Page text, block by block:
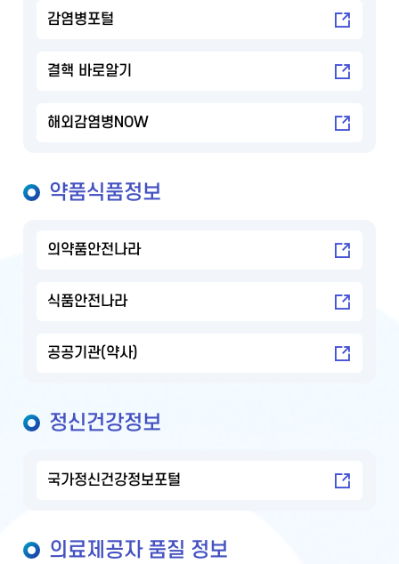
감염병포털
결핵 바로알기
해외감염병NOW
약품식품정보
의약품안전나라
식품안전나라
공공기관(약사)
정신건강정보
국가정신건강정보포털
의료제공자 품질 정보